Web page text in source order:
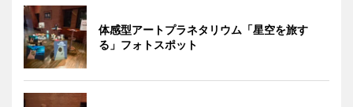
体感型アートプラネタリウム「星空を旅す
る」フォトスポット